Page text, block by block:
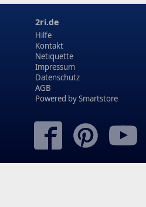
2ri.de
Hilfe
Kontakt
Netiquette
Impressum
Datenschutz
AGB
Powered bySmartstore